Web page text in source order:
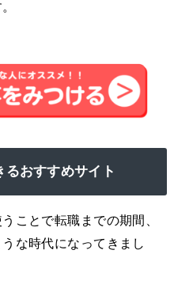
おすすめサイト
ことで転職までの期間、
な時代になってきまし